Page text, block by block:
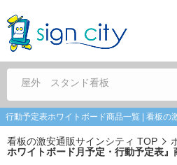
屋外 スタンド看板
行動予定表ホワイトボード商品一覧 | 看板の
看板の激安通販サインシティ TOP
ホワイトボード月予定・行動予定表』